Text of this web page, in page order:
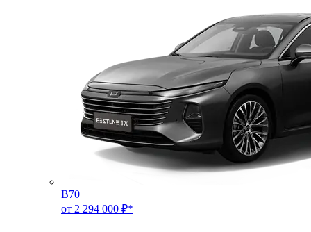
B70
от 2 294 000 ₽*